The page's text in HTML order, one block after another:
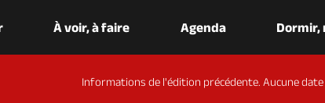
À voir, à faire Agenda Dormir,
Informations de l'édition précédente. Aucune